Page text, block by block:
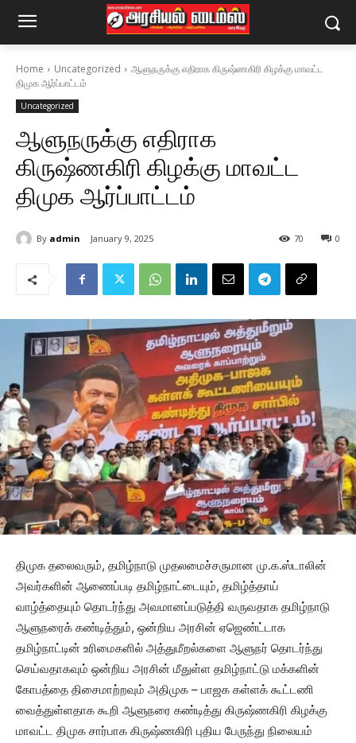
Home Uncategorized
ஆளுநருக்கு எதிராக கிருஷ்ணகிரி கிழக்கு மாவட்ட
திமுக ஆர்ப்பாட்டம்
Uncategorized
ஆளுநருக்கு எதிராக
கிருஷ்ணகிரி கிழக்கு மாவட்ட
திமுக ஆர்ப்பாட்டம்
By admin January 9, 2025 0
70
திமுக தலைவரும், தமிழ்நாடு முதலமைச்சருமான மு.க.ஸ்டாலின்
அவர்களின் ஆணைப்படி தமிழ்நாட்டையும், தமிழ்த்தாய்
வாழ்த்தையும் தொடர்ந்து அவமானப்படுத்தி வருவதாக தமிழ்நாடு
ஆளுநரைக் கண்டித்தும், ஒன்றிய அரசின் ஏஜெண்ட்டாக
தமிழ்நாட்டின் உரிமைகளில் அத்துமீறல்களை ஆளுநர் தொடர்ந்து
செய்வதாகவும் ஒன்றிய அரசின் மீதுள்ள தமிழ்நாட்டு மக்களின்
கோபத்தை திசைமாற்றவும் அதிமுக – பாஜக கள்ளக் கூட்டணி
வைத்துள்ளதாக கூறி ஆளுநரை கண்டித்து கிருஷ்ணகிரி கிழக்கு
மாவட்ட திமுக சார்பாக கிருஷ்ணகிரி புதிய பேருந்து நிலையம்